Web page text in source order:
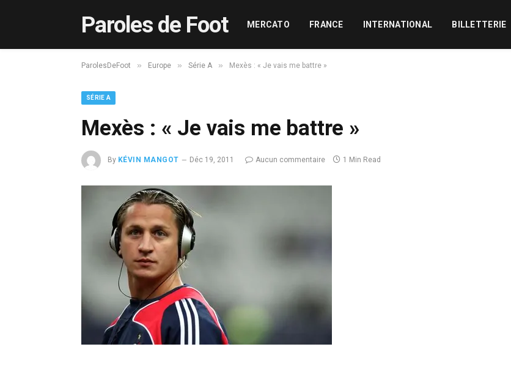
Paroles de Foot MERCATO FRANCE INTERNATIONAL BILLETTERIE
ParolesDeFoot » Europe » Série A » Mexès : « Je vais me battre »
SÉRIE A
Mexès : « Je vais me battre »
By KÉVIN MANGOT Déc 19, 2011 Aucun commentaire 1 Min Read